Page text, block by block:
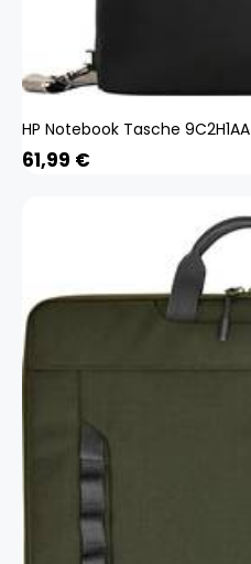
HP Notebook Tasche 9C2H1AA
61,99 €